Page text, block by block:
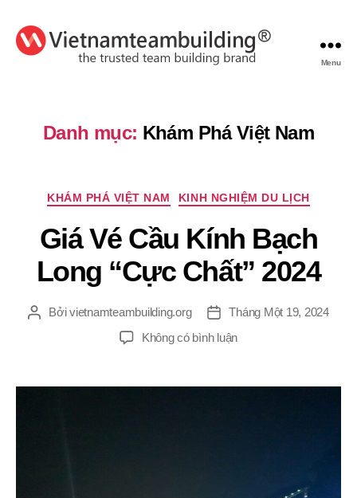
Menu
Danh mục: Khám Phá Việt Nam
Chuyên
KHÁM PHÁ VIỆT NAM KINH NGHIỆM DU LỊCH
Giá Vé Cầu Kính Bạch
Long “Cực Chất” 2024
TácBởivietnamteambuilding.org
Ngày
đăng
Tháng Một 19, 2024
Không có bình luậnở
Cầu